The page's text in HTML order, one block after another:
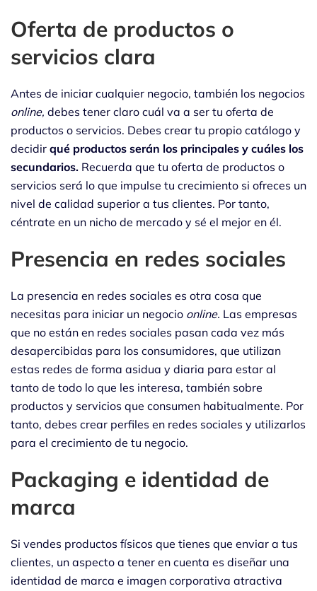
Oferta de productos o
servicios clara
Antes de iniciar cualquier negocio, también los negocios
online, debes tener claro cuál va a ser tu oferta de
productos o servicios. Debes crear tu propio catálogo y
decidir qué productos serán los principales y cuáles los
secundarios. Recuerda que tu oferta de productos o
servicios será lo que impulse tu crecimiento si ofreces un
nivel de calidad superior a tus clientes. Por tanto,
céntrate en un nicho de mercado y sé el mejor en él.
Presencia en redes sociales
La presencia en redes sociales es otra cosa que
necesitas para iniciar un negocio online. Las empresas
que no están en redes sociales pasan cada vez más
desapercibidas para los consumidores, que utilizan
estas redes de forma asidua y diaria para estar al
tanto de todo lo que les interesa, también sobre
productos y servicios que consumen habitualmente. Por
tanto, debes crear perfiles en redes sociales y utilizarlos
para el crecimiento de tu negocio.
Packaging e identidad de
marca
Si vendes productos físicos que tienes que enviar a tus
clientes, un aspecto a tener en cuenta es diseñar una
identidad de marca e imagen corporativa atractiva